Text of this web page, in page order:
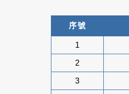
序號
1
2
3